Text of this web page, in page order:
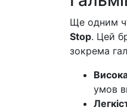
Ще одним
Stop. Цей
зокрема
умов